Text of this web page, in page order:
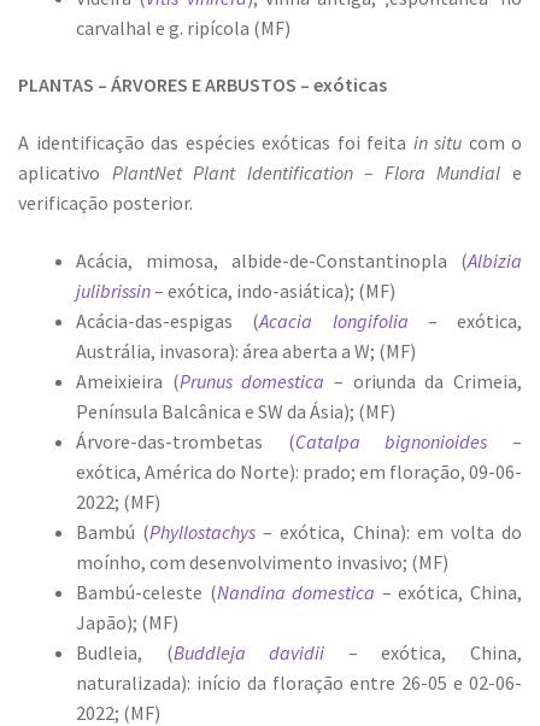
carvalhal e g. ripícola (MF)
PLANTAS – ÁRVORES E ARBUSTOS – exóticas
A identificação das espécies exóticas foi feita in situ com o
aplicativo PlantNet Plant Identification – Flora Mundial e
verificação posterior.
Acácia, mimosa, albide-de-Constantinopla (Albizia
julibrissin– exótica, indo-asiática); (MF)
Acácia-das-espigas (Acacia longifolia – exótica,
Austrália, invasora): área aberta a W; (MF)
Ameixieira (Prunus domestica – oriunda da Crimeia,
Península Balcânica e SW da Ásia); (MF)
Árvore-das-trombetas (Catalpa bignonioides –
exótica, América do Norte): prado; em floração, 09-06-
2022; (MF)
Bambú (Phyllostachys – exótica, China): em volta do
moínho, com desenvolvimento invasivo; (MF)
Bambú-celeste (Nandina domestica – exótica, China,
Japão); (MF)
Budleia, (Buddleja davidii – exótica, China,
naturalizada): início da floração entre 26-05 e 02-06-
2022; (MF)